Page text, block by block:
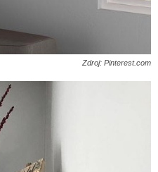
Zdroj: Pinterest.com